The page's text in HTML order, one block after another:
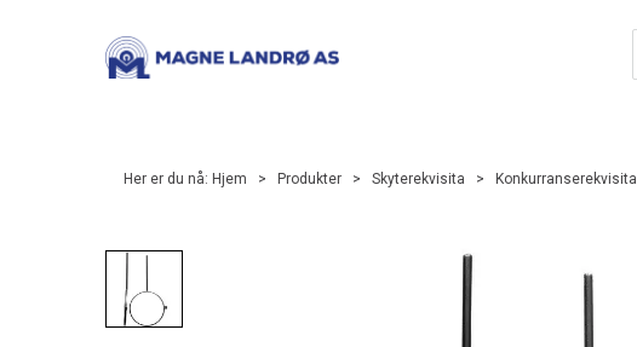
Her er du nå: Hjem > Produkter > Skyterekvisita > Konkurranserekvisita